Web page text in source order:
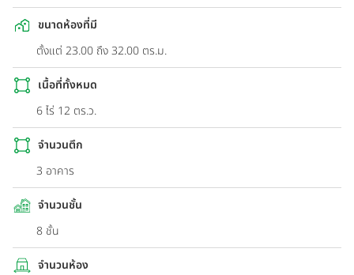
ขนาดห้องที่มี
ตั้งแต่ 23.00 ถึง 32.00 ตร.ม.
เนื้อที่ทั้งหมด
6 ไร่ 12 ตร.ว.
จำนวนตึก
3 อาคาร
จำนวนชั้น
8 ชั้น
จำนวนห้อง